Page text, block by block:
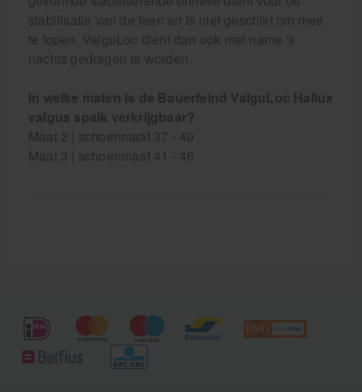
stabilisatie van de teen en is niet geschikt om mee
te lopen. ValguLoc dient dan ook met name 's
nachts gedragen te worden.
In welke maten is de Bauerfeind ValguLoc Hallux
valgus spalk verkrijgbaar?
Maat 2 | schoenmaat 37 - 40
Maat 3 | schoenmaat 41 - 46